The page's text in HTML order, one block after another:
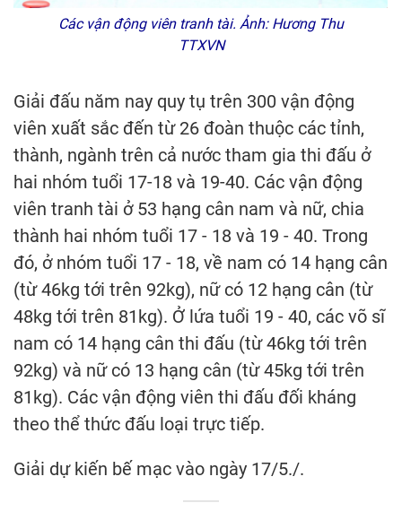
Các vận động viên tranh tài. Ảnh: Hương Thu
TTXVN
Giải đấu năm nay quy tụ trên 300 vận động
viên xuất sắc đến từ 26 đoàn thuộc các tỉnh,
thành, ngành trên cả nước tham gia thi đấu ở
hai nhóm tuổi 17-18 và 19-40. Các vận động
viên tranh tài ở 53 hạng cân nam và nữ, chia
thành hai nhóm tuổi 17 - 18 và 19 - 40. Trong
đó, ở nhóm tuổi 17 - 18, về nam có 14 hạng cân
(từ 46kg tới trên 92kg), nữ có 12 hạng cân (từ
48kg tới trên 81kg). Ở lứa tuổi 19 - 40, các võ sĩ
nam có 14 hạng cân thi đấu (từ 46kg tới trên
92kg) và nữ có 13 hạng cân (từ 45kg tới trên
81kg). Các vận động viên thi đấu đối kháng
theo thể thức đấu loại trực tiếp.
Giải dự kiến bế mạc vào ngày 17/5./.